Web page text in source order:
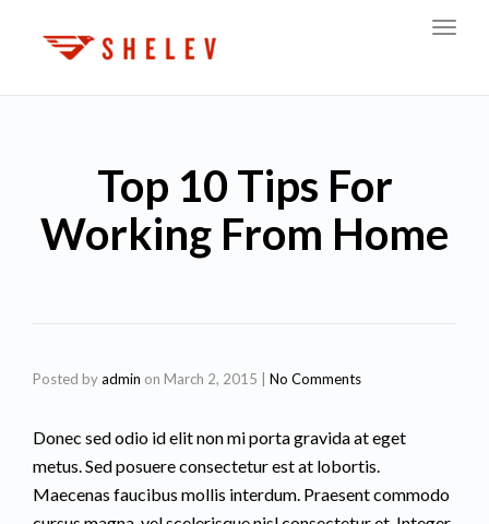
Top 10 Tips For
Working From Home
Posted byadmin on March 2, 2015 No Comments
Donec sed odio id elit non mi porta gravida at eget
metus. Sed posuere consectetur est at lobortis.
Maecenas faucibus mollis interdum. Praesent commodo